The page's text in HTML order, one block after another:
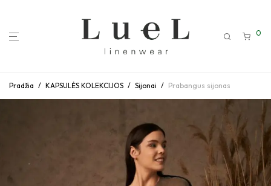
0
Pradžia / KAPSULĖS KOLEKCIJOS / Sijonai / Prabangus sijonas